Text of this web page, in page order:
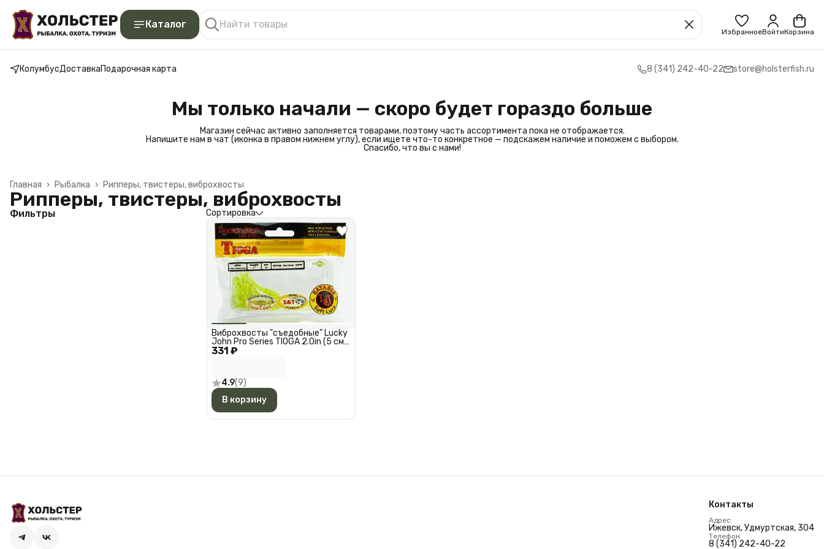
Каталог
ИзбранноеВойтиКорзина
КолумбусДоставкаПодарочная карта 8 (341) 242-40-22 store@holsterfish.ru
Мы только начали — скоро будет гораздо больше
Магазин сейчас активно заполняется товарами, поэтому часть ассортимента пока не отображается.
Напишите нам в чат (иконка в правом нижнем углу), если ищете что-то конкретное — подскажем наличие и поможем с выбором.
Спасибо, что вы с нами!
Рипперы, твистеры, виброхвосты
Рыбалка ›
Главная ›
Рипперы, твистеры, виброхвосты
Фильтры Сортировка
4.9(9)
331 ₽
Виброхвосты "съедобные" Lucky
John Pro Series TIOGA 2.0in (5 см),
цвет 071, 10 шт.
В корзину
Контакты
Адрес
Ижевск, Удмуртская, 304
Телефон
8 (341) 242-40-22